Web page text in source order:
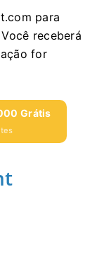
para
Você receberá
for
Grátis